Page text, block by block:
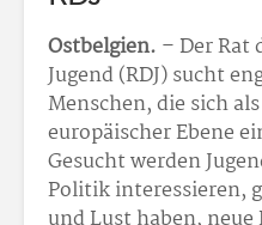
Ostbelgien. – Der Rat
Jugend (RDJ) sucht
Menschen, die sich
europäischer Ebene
Gesucht werden
Politik interessieren,